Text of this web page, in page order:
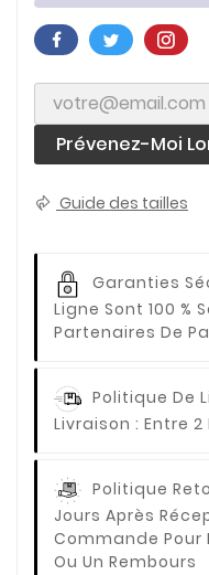
Prévenez-Moi
Guide des tailles
Garanties
Ligne Sont 100 %
Partenaires De
Politique De
Livraison : Entre 2
Politique
Jours Après
Commande Pour
Ou Un Rembours